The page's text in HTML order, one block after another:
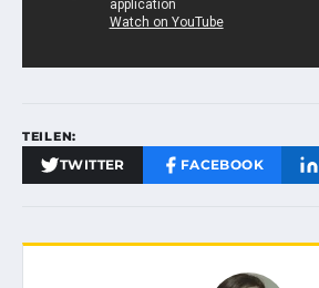
TEILEN:
TWITTER FACEBOOK